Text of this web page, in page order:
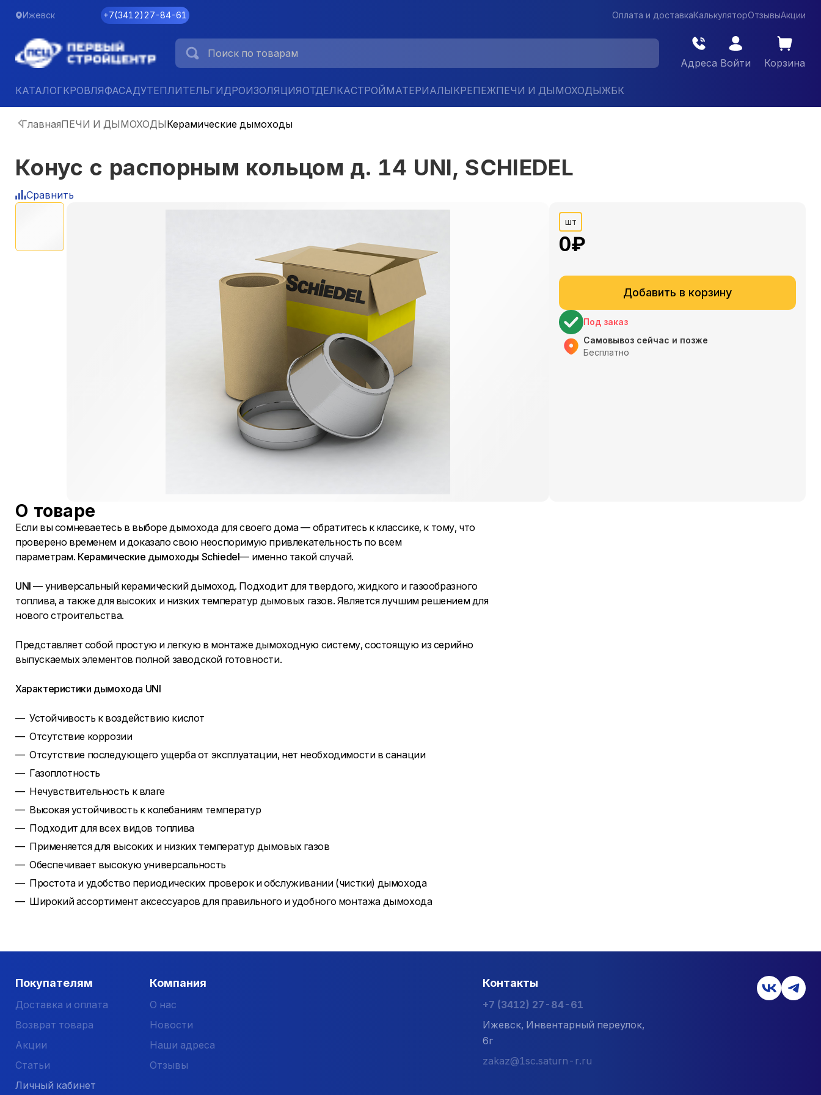
Ижевск +7(3412)27-84-61 Оплата и доставкаКалькуляторОтзывыАкции
Адреса Войти Корзина
КАТАЛОГКРОВЛЯФАСАДУТЕПЛИТЕЛЬГИДРОИЗОЛЯЦИЯОТДЕЛКАСТРОЙМАТЕРИАЛЫКРЕПЕЖПЕЧИ И ДЫМОХОДЫЖБК
ГлавнаяПЕЧИ И ДЫМОХОДЫКерамические дымоходы
Конус с распорным кольцом д. 14 UNI, SCHIEDEL
Сравнить
шт
0₽
Добавить в корзину
Под заказ
Самовывоз сейчас и позже
Бесплатно
О товаре
Если вы сомневаетесь в выборе дымохода для своего дома — обратитесь к классике, к тому, что
проверено временем и доказало свою неоспоримую привлекательность по всем
параметрам. Керамические дымоходы Schiedel— именно такой случай.
UNI — универсальный керамический дымоход. Подходит для твердого, жидкого и газообразного
топлива, а также для высоких и низких температур дымовых газов. Является лучшим решением для
нового строительства.
Представляет собой простую и легкую в монтаже дымоходную систему, состоящую из серийно
выпускаемых элементов полной заводской готовности.
Характеристики дымохода UNI
Устойчивость к воздействию кислот
Отсутствие коррозии
Отсутствие последующего ущерба от эксплуатации, нет необходимости в санации
Газоплотность
Нечувствительность к влаге
Высокая устойчивость к колебаниям температур
Подходит для всех видов топлива
Применяется для высоких и низких температур дымовых газов
Обеспечивает высокую универсальность
Простота и удобство периодических проверок и обслуживании (чистки) дымохода
Широкий ассортимент аксессуаров для правильного и удобного монтажа дымохода
Покупателям
Доставка и оплата
Возврат товара
Акции
Статьи
Личный кабинет
Компания
О нас
Новости
Наши адреса
Отзывы
Контакты
+7 (3412) 27-84-61
Ижевск, Инвентарный переулок,
6г
zakaz@1sc.saturn-r.ru